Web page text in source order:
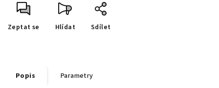
Zeptat se Hlídat Sdílet
Popis Parametry